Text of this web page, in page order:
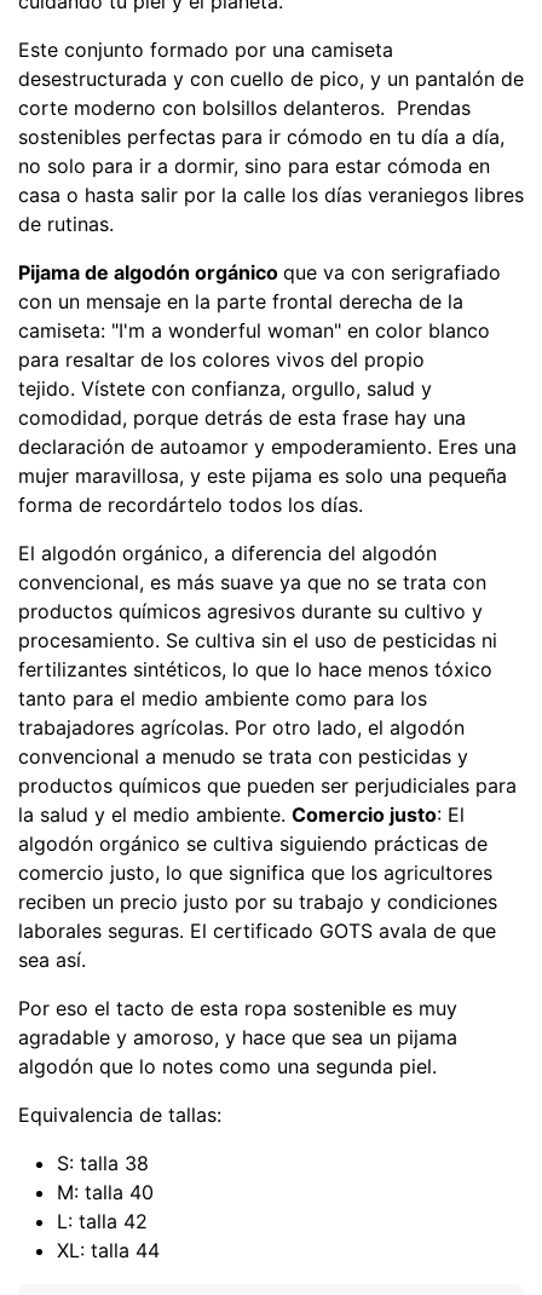
Este conjunto formado por una camiseta
desestructurada y con cuello de pico, y un pantalón de
corte moderno con bolsillos delanteros. Prendas
sostenibles perfectas para ir cómodo en tu día a día,
no solo para ir a dormir, sino para estar cómoda en
casa o hasta salir por la calle los días veraniegos libres
de rutinas.
Pijama de algodón orgánico que va con serigrafiado
con un mensaje en la parte frontal derecha de la
camiseta: "I'm a wonderful woman" en color blanco
para resaltar de los colores vivos del propio
tejido. Vístete con confianza, orgullo, salud y
comodidad, porque detrás de esta frase hay una
declaración de autoamor y empoderamiento. Eres una
mujer maravillosa, y este pijama es solo una pequeña
forma de recordártelo todos los días.
El algodón orgánico, a diferencia del algodón
convencional, es más suave ya que no se trata con
productos químicos agresivos durante su cultivo y
procesamiento. Se cultiva sin el uso de pesticidas ni
fertilizantes sintéticos, lo que lo hace menos tóxico
tanto para el medio ambiente como para los
trabajadores agrícolas. Por otro lado, el algodón
convencional a menudo se trata con pesticidas y
productos químicos que pueden ser perjudiciales para
la salud y el medio ambiente. Comercio justo: El
algodón orgánico se cultiva siguiendo prácticas de
comercio justo, lo que significa que los agricultores
reciben un precio justo por su trabajo y condiciones
laborales seguras. El certificado GOTS avala de que
sea así.
Por eso el tacto de esta ropa sostenible es muy
agradable y amoroso, y hace que sea un pijama
algodón que lo notes como una segunda piel.
Equivalencia de tallas:
S: talla 38
M: talla 40
L: talla 42
XL: talla 44